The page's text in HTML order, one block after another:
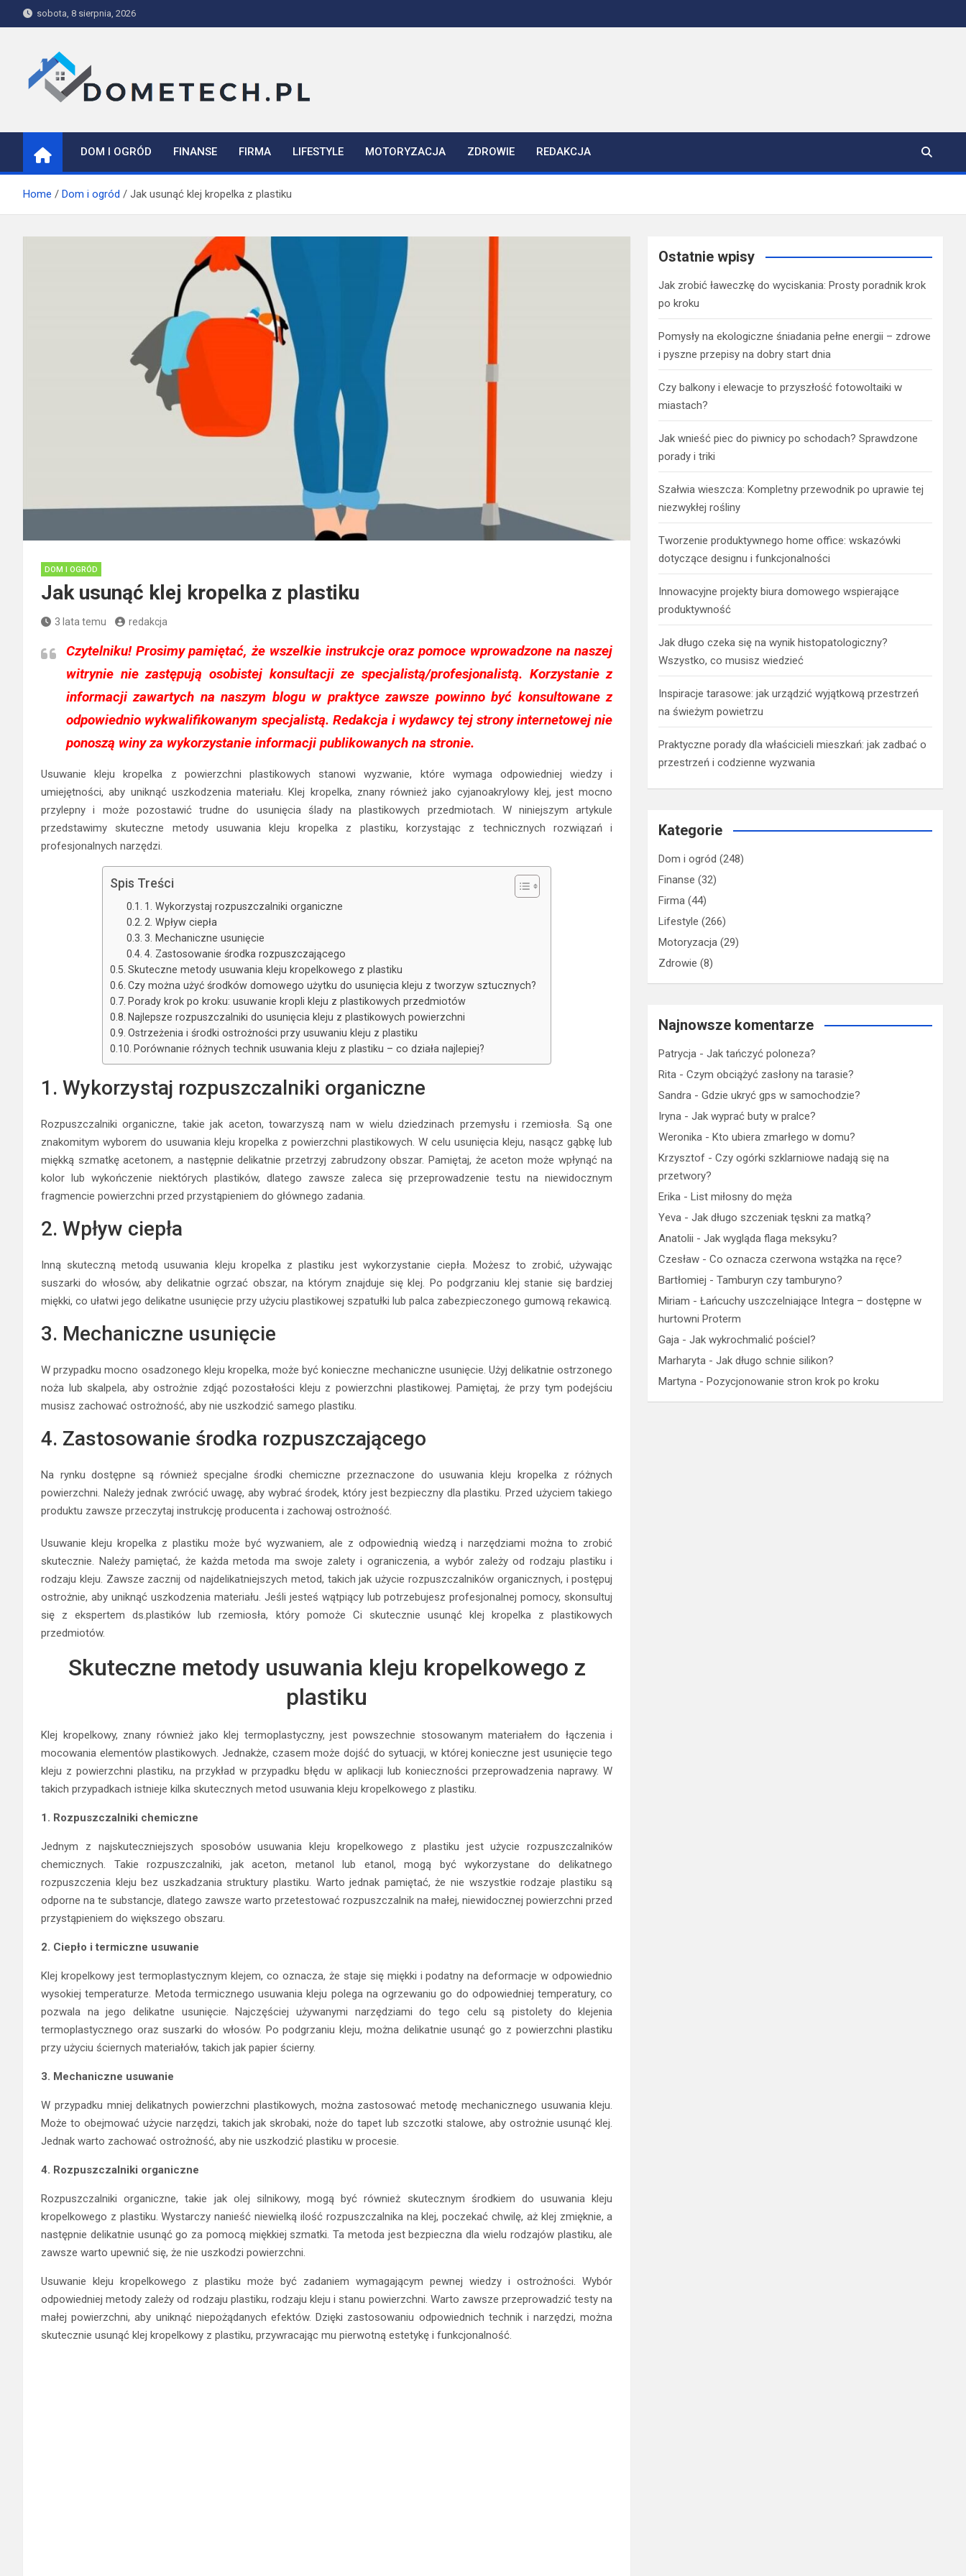
to
sobota, 8 sierpnia, 2026
Dometech
DOM I OGRÓD FINANSE FIRMA LIFESTYLE MOTORYZACJA ZDROWIE REDAKCJA
Home Dom i ogród Jak usunąć klej kropelka z plastiku
DOM I OGRÓD
Jak usunąć klej kropelka z plastiku
3 lata temu redakcja
Czytelniku!Prosimy pamiętać, że wszelkie instrukcje oraz pomoce wprowadzone na naszej
witrynie nie zastępują osobistej konsultacji ze specjalistą/profesjonalistą. Korzystanie z
informacji zawartych na naszym blogu w praktyce zawsze powinno być konsultowane z
odpowiednio wykwalifikowanym specjalistą. Redakcja i wydawcy tej strony internetowej nie
ponoszą winy za wykorzystanie informacji publikowanych na stronie.
Usuwanie kleju kropelka z powierzchni plastikowych stanowi wyzwanie, które wymaga odpowiedniej wiedzy i
umiejętności, aby uniknąć uszkodzenia materiału. Klej kropelka, znany również jako cyjanoakrylowy klej, jest mocno
przylepny i może pozostawić trudne do usunięcia ślady na plastikowych przedmiotach. W niniejszym artykule
przedstawimy skuteczne metody usuwania kleju kropelka z plastiku, korzystając z technicznych rozwiązań i
profesjonalnych narzędzi.
Spis Treści
1. Wykorzystaj rozpuszczalniki organiczne
2. Wpływ ciepła
3. Mechaniczne usunięcie
4. Zastosowanie środka rozpuszczającego
Skuteczne metody usuwania kleju kropelkowego z plastiku
Czy można użyć środków domowego użytku do usunięcia kleju z tworzyw sztucznych?
Porady krok po kroku: usuwanie kropli kleju z plastikowych przedmiotów
Najlepsze rozpuszczalniki do usunięcia kleju z plastikowych powierzchni
Ostrzeżenia i środki ostrożności przy usuwaniu kleju z plastiku
Porównanie różnych technik usuwania kleju z plastiku – co działa najlepiej?
1. Wykorzystaj rozpuszczalniki organiczne
Rozpuszczalniki organiczne, takie jak aceton, towarzyszą nam w wielu dziedzinach przemysłu i rzemiosła. Są one
znakomitym wyborem do usuwania kleju kropelka z powierzchni plastikowych. W celu usunięcia kleju, nasącz gąbkę lub
miękką szmatkę acetonem, a następnie delikatnie przetrzyj zabrudzony obszar. Pamiętaj, że aceton może wpłynąć na
kolor lub wykończenie niektórych plastików, dlatego zawsze zaleca się przeprowadzenie testu na niewidocznym
fragmencie powierzchni przed przystąpieniem do głównego zadania.
2. Wpływ ciepła
Inną skuteczną metodą usuwania kleju kropelka z plastiku jest wykorzystanie ciepła. Możesz to zrobić, używając
suszarki do włosów, aby delikatnie ogrzać obszar, na którym znajduje się klej. Po podgrzaniu klej stanie się bardziej
miękki, co ułatwi jego delikatne usunięcie przy użyciu plastikowej szpatułki lub palca zabezpieczonego gumową rekawicą.
3. Mechaniczne usunięcie
W przypadku mocno osadzonego kleju kropelka, może być konieczne mechaniczne usunięcie. Użyj delikatnie ostrzonego
noża lub skalpela, aby ostrożnie zdjąć pozostałości kleju z powierzchni plastikowej. Pamiętaj, że przy tym podejściu
musisz zachować ostrożność, aby nie uszkodzić samego plastiku.
4. Zastosowanie środka rozpuszczającego
Na rynku dostępne są również specjalne środki chemiczne przeznaczone do usuwania kleju kropelka z różnych
powierzchni. Należy jednak zwrócić uwagę, aby wybrać środek, który jest bezpieczny dla plastiku. Przed użyciem takiego
produktu zawsze przeczytaj instrukcję producenta i zachowaj ostrożność.
Usuwanie kleju kropelka z plastiku może być wyzwaniem, ale z odpowiednią wiedzą i narzędziami można to zrobić
skutecznie. Należy pamiętać, że każda metoda ma swoje zalety i ograniczenia, a wybór zależy od rodzaju plastiku i
rodzaju kleju. Zawsze zacznij od najdelikatniejszych metod, takich jak użycie rozpuszczalników organicznych, i postępuj
ostrożnie, aby uniknąć uszkodzenia materiału. Jeśli jesteś wątpiący lub potrzebujesz profesjonalnej pomocy, skonsultuj
się z ekspertem ds.plastików lub rzemiosła, który pomoże Ci skutecznie usunąć klej kropelka z plastikowych
przedmiotów.
Skuteczne metody usuwania kleju kropelkowego z
plastiku
Klej kropelkowy, znany również jako klej termoplastyczny, jest powszechnie stosowanym materiałem do łączenia i
mocowania elementów plastikowych. Jednakże, czasem może dojść do sytuacji, w której konieczne jest usunięcie tego
kleju z powierzchni plastiku, na przykład w przypadku błędu w aplikacji lub konieczności przeprowadzenia naprawy. W
takich przypadkach istnieje kilka skutecznych metod usuwania kleju kropelkowego z plastiku.
1. Rozpuszczalniki chemiczne
Jednym z najskuteczniejszych sposobów usuwania kleju kropelkowego z plastiku jest użycie rozpuszczalników
chemicznych. Takie rozpuszczalniki, jak aceton, metanol lub etanol, mogą być wykorzystane do delikatnego
rozpuszczenia kleju bez uszkadzania struktury plastiku. Warto jednak pamiętać, że nie wszystkie rodzaje plastiku są
odporne na te substancje, dlatego zawsze warto przetestować rozpuszczalnik na małej, niewidocznej powierzchni przed
przystąpieniem do większego obszaru.
2. Ciepło i termiczne usuwanie
Klej kropelkowy jest termoplastycznym klejem, co oznacza, że staje się miękki i podatny na deformacje w odpowiednio
wysokiej temperaturze. Metoda termicznego usuwania kleju polega na ogrzewaniu go do odpowiedniej temperatury, co
pozwala na jego delikatne usunięcie. Najczęściej używanymi narzędziami do tego celu są pistolety do klejenia
termoplastycznego oraz suszarki do włosów. Po podgrzaniu kleju, można delikatnie usunąć go z powierzchni plastiku
przy użyciu ściernych materiałów, takich jak papier ścierny.
3. Mechaniczne usuwanie
W przypadku mniej delikatnych powierzchni plastikowych, można zastosować metodę mechanicznego usuwania kleju.
Może to obejmować użycie narzędzi, takich jak skrobaki, noże do tapet lub szczotki stalowe, aby ostrożnie usunąć klej.
Jednak warto zachować ostrożność, aby nie uszkodzić plastiku w procesie.
4. Rozpuszczalniki organiczne
Rozpuszczalniki organiczne, takie jak olej silnikowy, mogą być również skutecznym środkiem do usuwania kleju
kropelkowego z plastiku. Wystarczy nanieść niewielką ilość rozpuszczalnika na klej, poczekać chwilę, aż klej zmięknie, a
następnie delikatnie usunąć go za pomocą miękkiej szmatki. Ta metoda jest bezpieczna dla wielu rodzajów plastiku, ale
zawsze warto upewnić się, że nie uszkodzi powierzchni.
Usuwanie kleju kropelkowego z plastiku może być zadaniem wymagającym pewnej wiedzy i ostrożności. Wybór
odpowiedniej metody zależy od rodzaju plastiku, rodzaju kleju i stanu powierzchni. Warto zawsze przeprowadzić testy na
małej powierzchni, aby uniknąć niepożądanych efektów. Dzięki zastosowaniu odpowiednich technik i narzędzi, można
skutecznie usunąć klej kropelkowy z plastiku, przywracając mu pierwotną estetykę i funkcjonalność.
Ostatnie wpisy
Jak zrobić ławeczkę do wyciskania: Prosty poradnik krok
po kroku
Pomysły na ekologiczne śniadania pełne energii – zdrowe
i pyszne przepisy na dobry start dnia
Czy balkony i elewacje to przyszłość fotowoltaiki w
miastach?
Jak wnieść piec do piwnicy po schodach? Sprawdzone
porady i triki
Szałwia wieszcza: Kompletny przewodnik po uprawie tej
niezwykłej rośliny
Tworzenie produktywnego home office: wskazówki
dotyczące designu i funkcjonalności
Innowacyjne projekty biura domowego wspierające
produktywność
Jak długo czeka się na wynik histopatologiczny?
Wszystko, co musisz wiedzieć
Inspiracje tarasowe: jak urządzić wyjątkową przestrzeń
na świeżym powietrzu
Praktyczne porady dla właścicieli mieszkań: jak zadbać o
przestrzeń i codzienne wyzwania
Kategorie
Dom i ogród (248)
Finanse (32)
Firma (44)
Lifestyle (266)
Motoryzacja (29)
Zdrowie (8)
Najnowsze komentarze
Patrycja -Jak tańczyć poloneza?
Rita -Czym obciążyć zasłony na tarasie?
Sandra -Gdzie ukryć gps w samochodzie?
Iryna -Jak wyprać buty w pralce?
Weronika - Kto ubiera zmarłego w domu?
Krzysztof -Czy ogórki szklarniowe nadają się na
przetwory?
Erika - List miłosny do męża
Yeva -Jak długo szczeniak tęskni za matką?
Anatolii -Jak wygląda flaga meksyku?
Czesław -Co oznacza czerwona wstążka na ręce?
Bartłomiej -Tamburyn czy tamburyno?
Miriam -Łańcuchy uszczelniające Integra – dostępne w
hurtowni Proterm
Gaja -Jak wykrochmalić pościel?
Marharyta -Jak długo schnie silikon?
Martyna - Pozycjonowanie stron krok po kroku